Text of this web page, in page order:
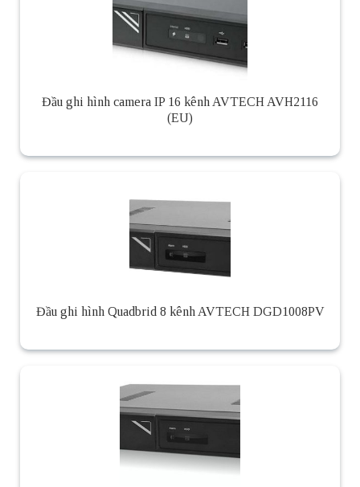
Đầu ghi hình camera IP 16 kênh AVTECH AVH2116
(EU)
Đầu ghi hình Quadbrid 8 kênh AVTECH DGD1008PV